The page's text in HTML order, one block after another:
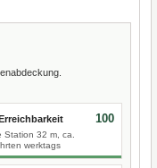
Station 32 m, ca.
werktags
100